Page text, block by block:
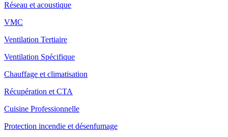
Réseau et acoustique
VMC
Ventilation Tertiaire
Ventilation Spécifique
Chauffage et climatisation
Récupération et CTA
Cuisine Professionnelle
Protection incendie et désenfumage